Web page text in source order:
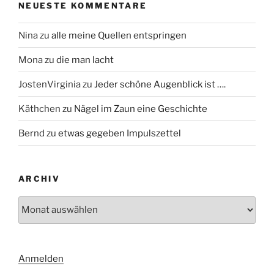
NEUESTE KOMMENTARE
Ninazu alle meine Quellen entspringen
Monazu die man lacht
JostenVirginiazu Jeder schöne Augenblick ist ….
Käthchen zu Nägel im Zaun eine Geschichte
Bernd zu etwas gegeben Impulszettel
ARCHIV
Anmelden